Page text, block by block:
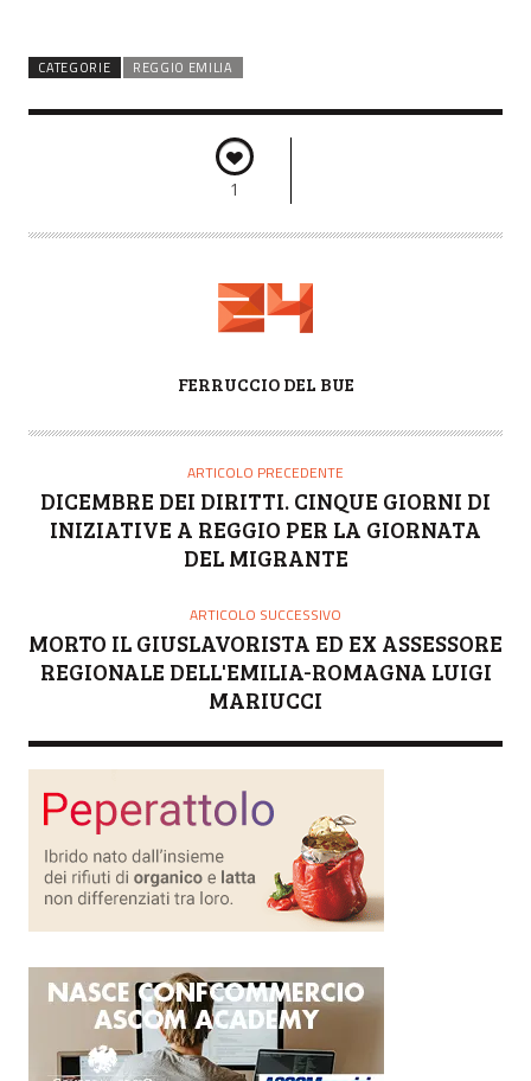
CATEGORIE REGGIO EMILIA
1
T
R
FERRUCCIO DEL BUE
ARTICOLO PRECEDENTE
DICEMBRE DEI DIRITTI. CINQUE GIORNI DI
INIZIATIVE A REGGIO PER LA GIORNATA
DEL MIGRANTE
ARTICOLO SUCCESSIVO
MORTO IL GIUSLAVORISTA ED EX ASSESSORE
REGIONALE DELL'EMILIA-ROMAGNA LUIGI
MARIUCCI